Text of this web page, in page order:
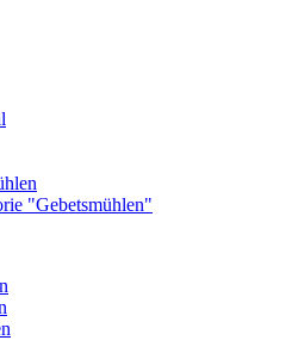
"Gebetsmühlen"